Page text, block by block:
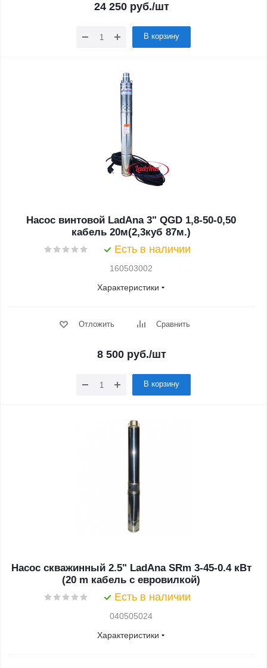
24 250руб./шт
В корзину
Насос винтовой LadAna 3" QGD 1,8-50-0,50
кабель 20м(2,3куб 87м.)
Есть в наличии
160503002
Характеристики
Отложить Сравнить
8 500руб./шт
В корзину
Насос скважинный 2.5" LadAna SRm 3-45-0.4 кВт
(20 m кабель с евровилкой)
Есть в наличии
040505024
Характеристики